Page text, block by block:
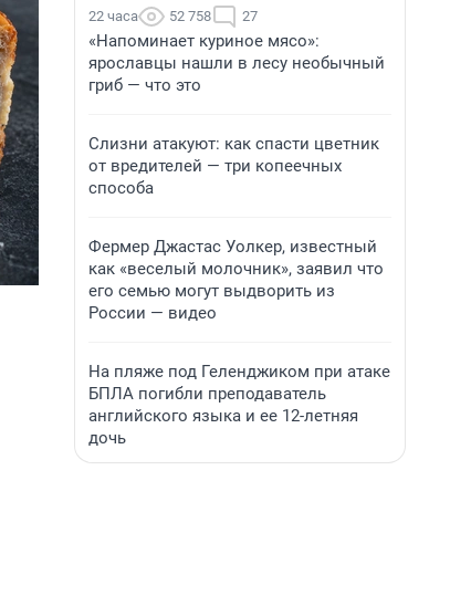
22 часа 52 758 27
«Напоминает куриное мясо»:
ярославцы нашли в лесу необычный
гриб — что это
Слизни атакуют: как спасти цветник
от вредителей — три копеечных
способа
Фермер Джастас Уолкер, известный
как «веселый молочник», заявил что
его семью могут выдворить из
России — видео
На пляже под Геленджиком при атаке
БПЛА погибли преподаватель
английского языка и ее 12-летняя
дочь